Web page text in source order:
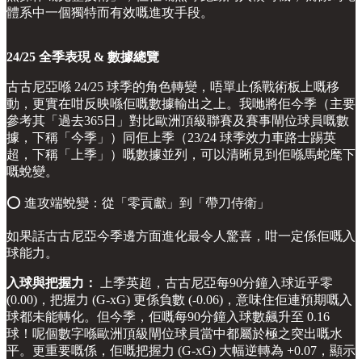
體系中一個獨特而有效嘅進攻手段。
24/25 全季表現 & 數據總覽
古古尼亞喺 24/25 球季的角色轉變，唔單止係戰術板上嘅移
動，更實在咁反映喺佢嘅數據輸出之上。我哋將佢今季（主要
參考其「過去365日」對比歐洲頂級聯賽及賽事閘位球員嘅數
據，下稱「今季」）同佢上季（23/24 球季效力車路士踢英
超，下稱「上季」）嘅數據並列，可以清晰見到佢喺馬蛇麾下
嘅蛻變。
⭕️ 進攻端蛻變：從「零貢獻」到「帶刀侍衛」
如果話古古尼亞今季邊方面進化最令人驚喜，咁一定係佢嘅入
球能力。
入球與把握力：
上季英超，古古尼亞每90分鐘入球近乎零
(0.00)，把握力 (G-xG) 更係負數 (-0.06)，意味住佢連預期嘅入
球都未能轉化。但今季，佢嘅每90分鐘入球數飆升至 0.16
球！呢個數字喺歐洲頂級閘位球員當中都屬於極之突出嘅水
平。更重要嘅係，佢嘅把握力 (G-xG) 大幅逆轉為 +0.07，顯示